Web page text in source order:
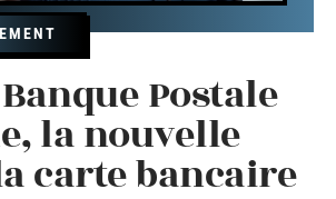
Postale
la nouvelle
carte bancaire